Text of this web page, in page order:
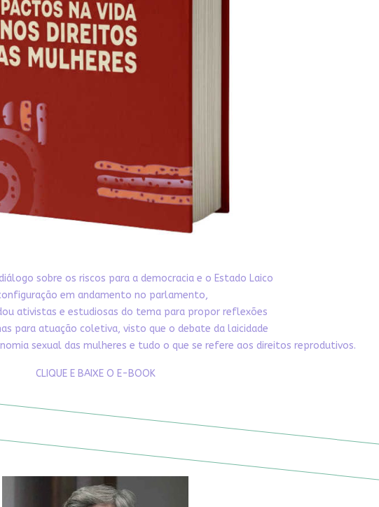
sobre os riscos para a democracia e o Estado Laico
em andamento no parlamento,
ativistas e estudiosas do tema para propor reflexões
para atuação coletiva, visto que o debate da laicidade
sexual das mulheres e tudo o que se refere aos direitos reprodutivos.
CLIQUE E BAIXE O E-BOOK